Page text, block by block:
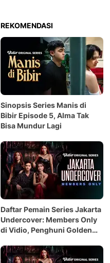
REKOMENDASI
Sinopsis Series Manis di
Bibir Episode 5, Alma Tak
Bisa Mundur Lagi
Daftar Pemain Series Jakarta
Undercover: Members Only
di Vidio, Penghuni Golden